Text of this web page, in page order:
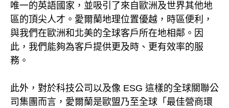
唯一的英語國家，並吸引了來自歐洲及世界其他地
區的頂尖人才。愛爾蘭地理位置優越，時區便利，
與我們在歐洲和北美的全球客戶所在地相鄰。因
此，我們能夠為客戶提供更及時、更有效率的服
務。
此外，對於科技公司以及像 ESG 這樣的全球關聯公
司集團而言，愛爾蘭是歐盟乃至全球「最佳營商環